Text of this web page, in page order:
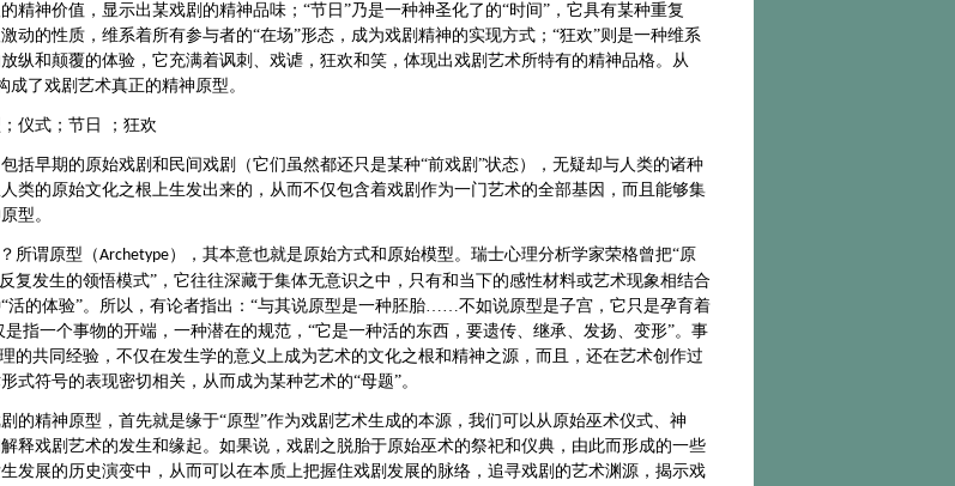
精神价值，显示出某戏剧的精神品味；“节日”乃是一种神圣化了的“时间”，它具有某种重复
动的性质，维系着所有参与者的“在场”形态，成为戏剧精神的实现方式；“狂欢”则是一种维系
纵和颠覆的体验，它充满着讽刺、戏谑，狂欢和笑，体现出戏剧艺术所特有的精神品格。从
成了戏剧艺术真正的精神原型。
仪式；节日 ；狂欢
括早期的原始戏剧和民间戏剧（它们虽然都还只是某种“前戏剧”状态），无疑却与人类的诸种
类的原始文化之根上生发出来的，从而不仅包含着戏剧作为一门艺术的全部基因，而且能够集
型。
所谓原型（Archetype），其本意也就是原始方式和原始模型。瑞士心理分析学家荣格曾把“原
复发生的领悟模式”，它往往深藏于集体无意识之中，只有和当下的感性材料或艺术现象相结合
活的体验”。所以，有论者指出：“与其说原型是一种胚胎……不如说原型是子宫，它只是孕育着
是指一个事物的开端，一种潜在的规范，“它是一种活的东西，要遗传、继承、发扬、变形”。事
的共同经验，不仅在发生学的意义上成为艺术的文化之根和精神之源，而且，还在艺术创作过
式符号的表现密切相关，从而成为某种艺术的“母题”。
的精神原型，首先就是缘于“原型”作为戏剧艺术生成的本源，我们可以从原始巫术仪式、神
释戏剧艺术的发生和缘起。如果说，戏剧之脱胎于原始巫术的祭祀和仪典，由此而形成的一些
发展的历史演变中，从而可以在本质上把握住戏剧发展的脉络，追寻戏剧的艺术渊源，揭示戏